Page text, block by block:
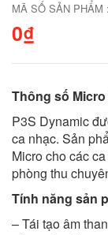
MÃ SỐ SẢN PHẨM :
0₫
Thông số Micro
P3S Dynamic
ca nhạc. Sản
Micro cho các
phòng thu
Tính năng sản
– Tái tạo âm